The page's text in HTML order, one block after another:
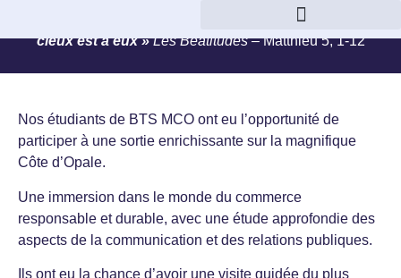
« Heureux les pauvres de coeur, car le royaume des
cieux est à eux »Les Béatitudes –Matthieu 5, 1-12
Nos étudiants de BTS MCO ont eu l’opportunité de
participer à une sortie enrichissante sur la magnifique
Côte d’Opale.
Une immersion dans le monde du commerce
responsable et durable, avec une étude approfondie des
aspects de la communication et des relations publiques.
Ils ont eu la chance d’avoir une visite guidée du plus